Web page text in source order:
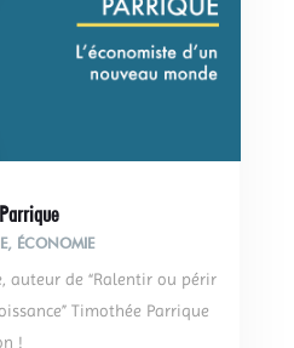
, ÉCONOMIE
auteur de “Ralentir ou périr
Timothée Parrique
!